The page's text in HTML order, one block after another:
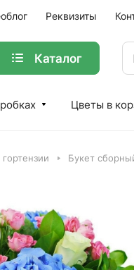
Реквизиты
Каталог
Цветы в
Букет